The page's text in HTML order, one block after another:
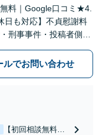
無料｜Google口コミ★4.
日も対応】不貞慰謝料
刑事事件・投稿者側発
メイドのサービスで問
の推進を強力にサポー
ルでお問い合わせ
【初回相談無料・